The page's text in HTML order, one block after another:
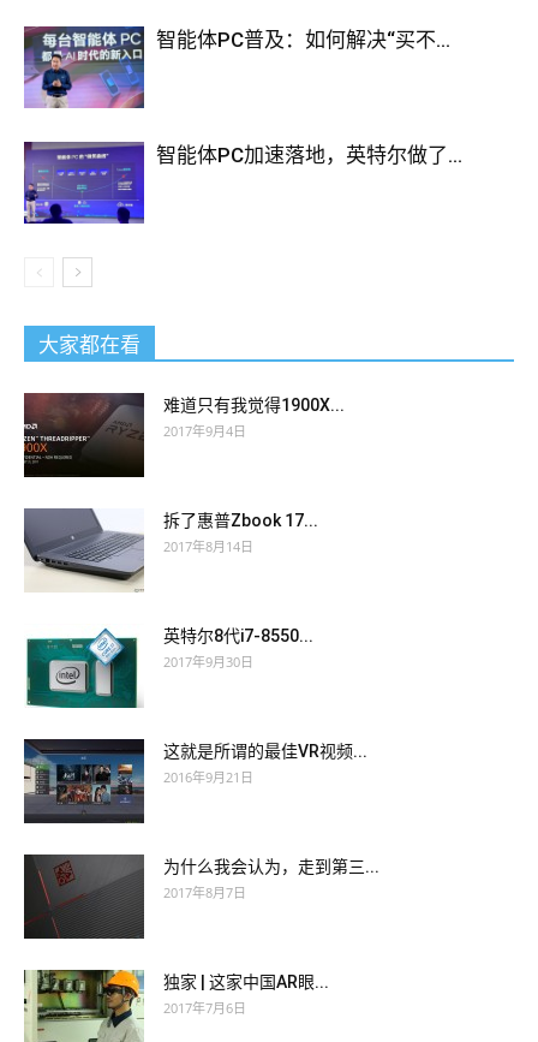
智能体PC普及：如何解决“买不...
智能体PC加速落地，英特尔做了...
大家都在看
难道只有我觉得1900X...
2017年9月4日
拆了惠普Zbook 17...
2017年8月14日
英特尔8代i7-8550...
2017年9月30日
这就是所谓的最佳VR视频...
2016年9月21日
为什么我会认为，走到第三...
2017年8月7日
独家 | 这家中国AR眼...
2017年7月6日